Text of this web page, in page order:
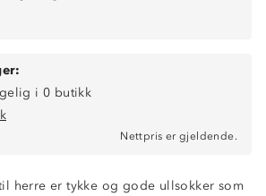
i 0 butikk
Nettpris er gjeldende.
herre er tykke og gode ullsokker som